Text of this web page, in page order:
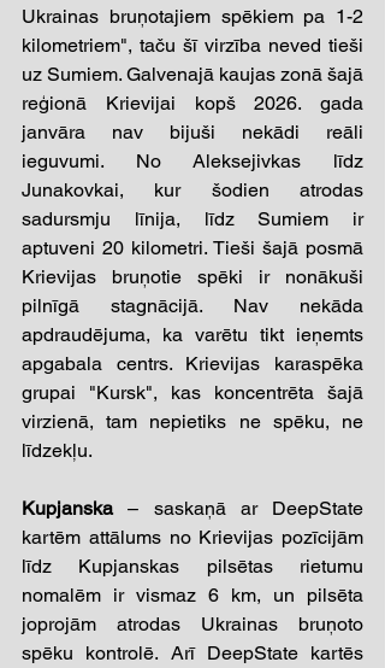
Ukrainas bruņotajiem spēkiem pa 1-2
kilometriem", taču šī virzība neved tieši
uz Sumiem. Galvenajā kaujas zonā šajā
reģionā Krievijai kopš 2026. gada
janvāra nav bijuši nekādi reāli
ieguvumi. No Aleksejivkas līdz
Junakovkai, kur šodien atrodas
sadursmju līnija, līdz Sumiem ir
aptuveni 20 kilometri. Tieši šajā posmā
Krievijas bruņotie spēki ir nonākuši
pilnīgā stagnācijā. Nav nekāda
apdraudējuma, ka varētu tikt ieņemts
apgabala centrs. Krievijas karaspēka
grupai "Kursk", kas koncentrēta šajā
virzienā, tam nepietiks ne spēku, ne
līdzekļu.
Kupjanska – saskaņā ar DeepState
kartēm attālums no Krievijas pozīcijām
līdz Kupjanskas pilsētas rietumu
nomalēm ir vismaz 6 km, un pilsēta
joprojām atrodas Ukrainas bruņoto
spēku kontrolē. Arī DeepState kartēs